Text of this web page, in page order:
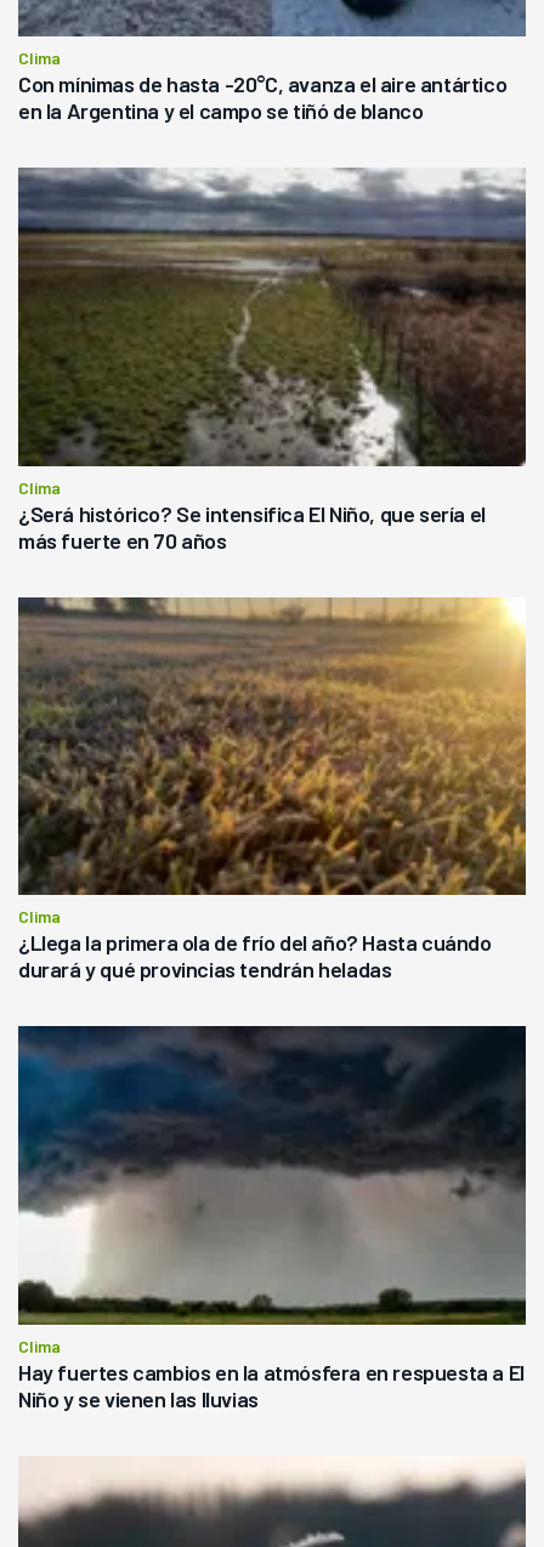
Clima
Con mínimas de hasta -20°C, avanza el aire antártico
en la Argentina y el campo se tiñó de blanco
Clima
¿Será histórico? Se intensifica El Niño, que sería el
más fuerte en 70 años
Clima
¿Llega la primera ola de frío del año? Hasta cuándo
durará y qué provincias tendrán heladas
Clima
Hay fuertes cambios en la atmósfera en respuesta a El
Niño y se vienen las lluvias